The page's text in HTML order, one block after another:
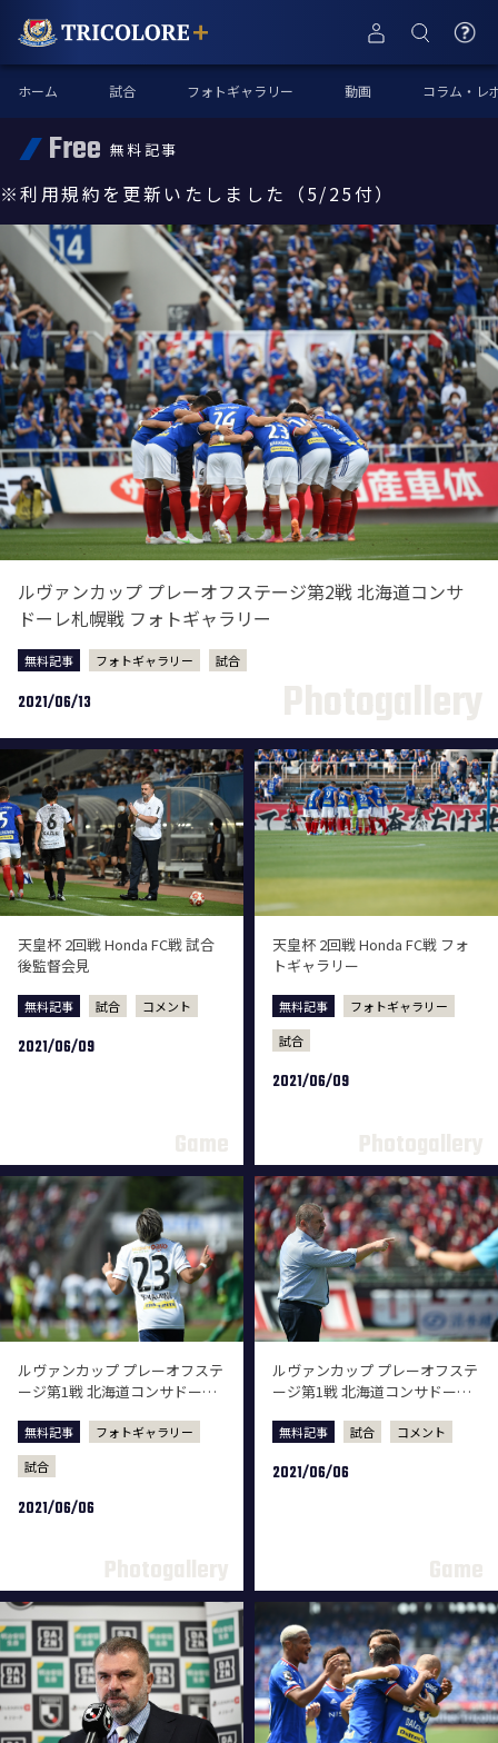
ホーム 試合 フォトギャラリー 動画 コラム・レ
Free 無料記事
※利用規約を更新いたしました（5/25付）
ルヴァンカップ プレーオフステージ第2戦 北海道コンサ
ドーレ札幌戦 フォトギャラリー
無料記事 フォトギャラリー 試合
2021/06/13
天皇杯 2回戦 Honda FC戦 試合
後監督会見
無料記事 試合 コメント
2021/06/09
天皇杯 2回戦 Honda FC戦 フォ
トギャラリー
無料記事
フォトギャラリー
試合
2021/06/09
ルヴァンカップ プレーオフステ
ージ第1戦 北海道コンサドーレ
無料記事
フォトギャラリー
試合
2021/06/06
ルヴァンカップ プレーオフステ
ージ第1戦 北海道コンサドーレ
無料記事 試合 コメント
2021/06/06